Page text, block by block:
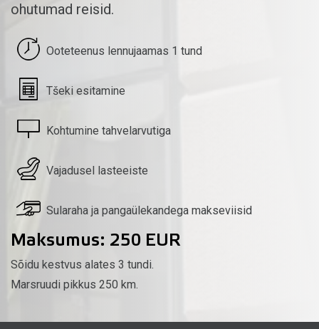
ohutumad reisid.
Ooteteenus lennujaamas 1 tund
Tšeki esitamine
Kohtumine tahvelarvutiga
Vajadusel lasteeiste
Sularaha ja pangaülekandega makseviisid
Maksumus: 250 EUR
Sõidu kestvus alates 3 tundi.
Marsruudi pikkus 250 km.